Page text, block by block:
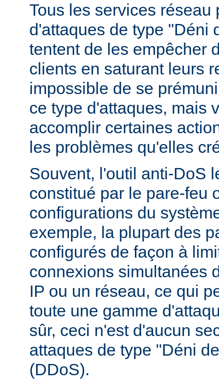
Tous les services réseau
d'attaques de type "Déni
tentent de les empêcher
clients en saturant leurs
impossible de se
ce type d'attaques, mais
accomplir certaines
les problèmes qu'elles
Souvent, l'outil anti-DoS
constitué par le pare-feu
configurations du
exemple, la plupart des
configurés de façon à
connexions simultanées
IP ou un réseau, ce qui
toute une gamme
sûr, ceci n'est d'aucun
attaques de type "Déni
(DDoS).